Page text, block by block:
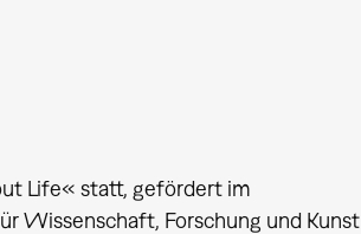
Life« statt, gefördert im
Wissenschaft, Forschung und Kunst